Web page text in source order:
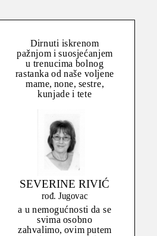
Dirnuti iskrenom
pažnjom i suosjećanjem
u trenucima bolnog
rastanka od naše voljene
mame, none, sestre,
kunjade i tete
SEVERINE RIVIĆ
rođ. Jugovac
a u nemogućnosti da se
svima osobno
zahvalimo, ovim putem